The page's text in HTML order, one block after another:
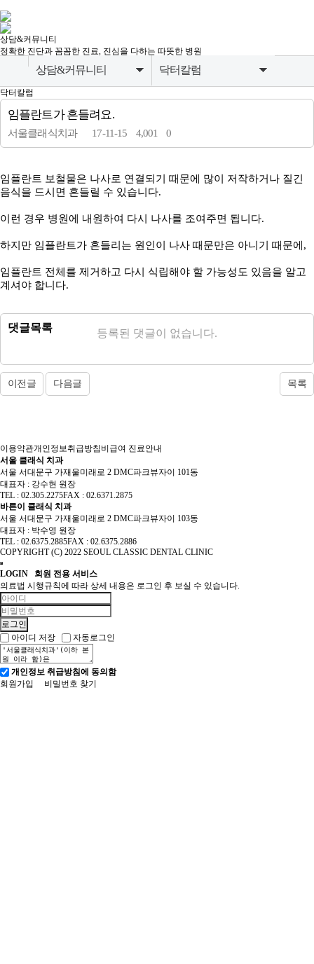
상담&커뮤니티
정확한 진단과 꼼꼼한 진료, 진심을 다하는 따뜻한 병원
상담&커뮤니티
병원소개
임플란트
심미치료
일반진료
상담&커뮤니티
닥터칼럼
치료증례
카톡상담
공지사항
비급여진료비안내
닥터칼럼
임플란트가 흔들려요.
서울클래식치과 17-11-15 4,001 0
임플란트 보철물은 나사로 연결되기 때문에 많이 저작하거나 질긴
음식을 드시면 흔들릴 수 있습니다.
이런 경우 병원에 내원하여 다시 나사를 조여주면 됩니다.
하지만 임플란트가 흔들리는 원인이 나사 때문만은 아니기 때문에,
임플란트 전체를 제거하고 다시 식립해야 할 가능성도 있음을 알고
계셔야 합니다.
댓글목록 등록된 댓글이 없습니다.
이전글 다음글 목록
이용약관개인정보취급방침비급여 진료안내
서울 클래식 치과
서울 서대문구 가재울미래로 2 DMC파크뷰자이 101동
대표자 : 강수현 원장
TEL : 02.305.2275FAX : 02.6371.2875
바른이 클래식 치과
서울 서대문구 가재울미래로 2 DMC파크뷰자이 103동
대표자 : 박수영 원장
TEL : 02.6375.2885FAX : 02.6375.2886
COPYRIGHT (C) 2022 SEOUL CLASSIC DENTAL CLINIC
LOGIN 회원 전용 서비스
의료법 시행규칙에 따라 상세 내용은 로그인 후 보실 수 있습니다.
아이디 저장 자동로그인
개인정보 취급방침에 동의함
회원가입
비밀번호 찾기